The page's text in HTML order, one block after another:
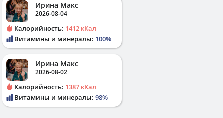
Ирина Макс
2026-08-04
Калорийность: 1412 кКал
Витамины и минералы: 100%
Ирина Макс
2026-08-02
Калорийность: 1387 кКал
Витамины и минералы: 98%